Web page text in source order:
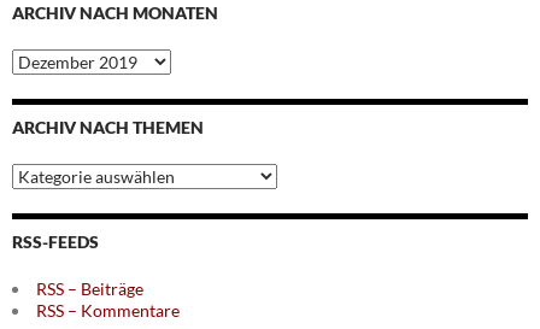
ARCHIV NACH MONATEN
Archiv
nach
Monaten
ARCHIV NACH THEMEN
Archiv
nach
Themen
RSS-FEEDS
RSS – Beiträge
RSS – Kommentare